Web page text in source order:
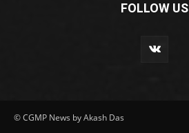
FOLLOW US
© CGMP News by Akash Das